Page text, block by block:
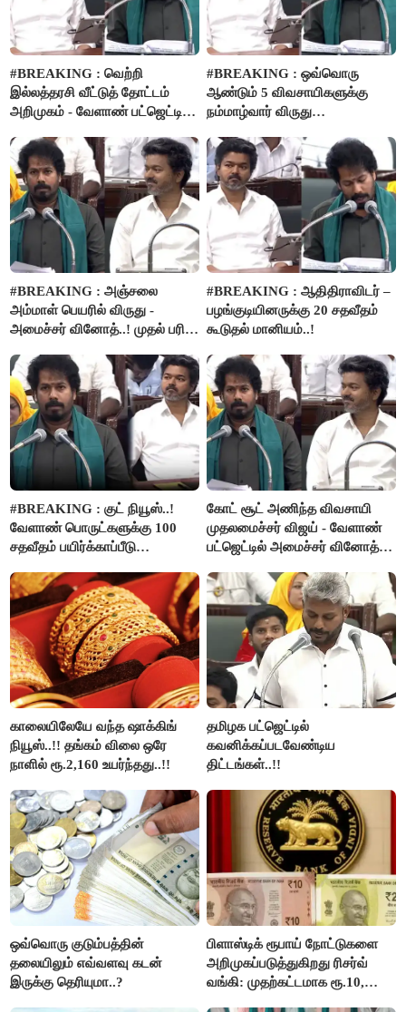
#BREAKING : வெற்றி
இல்லத்தரசி வீட்டுத் தோட்டம்
அறிமுகம் - வேளாண் பட்ஜெட்டில்
#BREAKING : ஒவ்வொரு
ஆண்டும் 5 விவசாயிகளுக்கு
நம்மாழ்வார் விருது
#BREAKING : அஞ்சலை
அம்மாள் பெயரில் விருது -
அமைச்சர் வினோத்..! முதல் பரிசு
#BREAKING : ஆதிதிராவிடர் –
பழங்குடியினருக்கு 20 சதவீதம்
கூடுதல் மானியம்..!
#BREAKING : குட் நியூஸ்..!
வேளாண் பொருட்களுக்கு 100
சதவீதம் பயிர்க்காப்பீடு
வினோத்..!
கோட் சூட் அணிந்த விவசாயி
முதலமைச்சர் விஜய் - வேளாண்
பட்ஜெட்டில் அமைச்சர் வினோத்
காலையிலேயே வந்த ஷாக்கிங்
நியூஸ்..!! தங்கம் விலை ஒரே
நாளில் ரூ.2,160 உயர்ந்தது..!!
தமிழக பட்ஜெட்டில்
கவனிக்கப்படவேண்டிய
திட்டங்கள்..!!
ஒவ்வொரு குடும்பத்தின்
தலையிலும் எவ்வளவு கடன்
இருக்கு தெரியுமா..?
பிளாஸ்டிக் ரூபாய் நோட்டுகளை
அறிமுகப்படுத்துகிறது ரிசர்வ்
வங்கி: முதற்கட்டமாக ரூ.10,